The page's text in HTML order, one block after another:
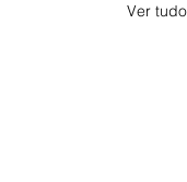
Ver tudo